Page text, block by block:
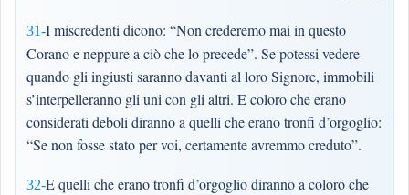
31-I miscredenti dicono: “Non crederemo mai in questo
Corano e neppure a ciò che lo precede”. Se potessi vedere
quando gli ingiusti saranno davanti al loro Signore, immobili
s’interpelleranno gli uni con gli altri. E coloro che erano
considerati deboli diranno a quelli che erano tronfi d’orgoglio:
“Se non fosse stato per voi, certamente avremmo creduto”.
32-E quelli che erano tronfi d’orgoglio diranno a coloro che